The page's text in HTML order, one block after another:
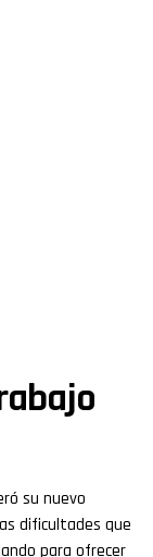
su nuevo
dificultades que
para ofrecer